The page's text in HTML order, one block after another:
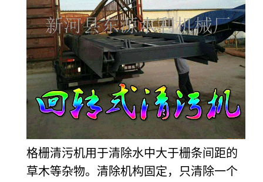
格栅清污机用于清除水中大于栅条间距的
草木等杂物。清除机构固定，只清除一个